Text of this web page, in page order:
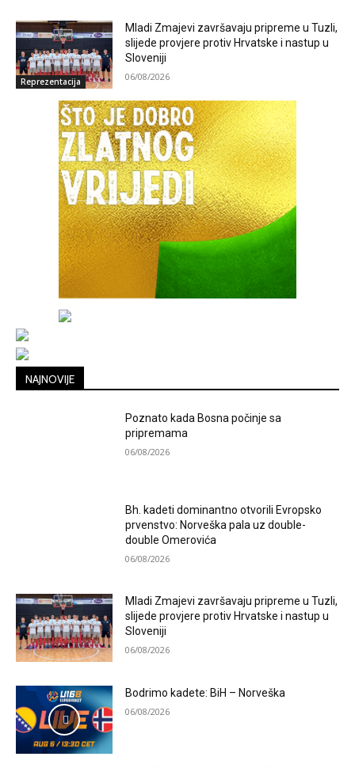
Reprezentacija
Mladi Zmajevi završavaju pripreme u Tuzli,
slijede provjere protiv Hrvatske i nastup u
Sloveniji
06/08/2026
NAJNOVIJE
Poznato kada Bosna počinje sa
pripremama
06/08/2026
Bh. kadeti dominantno otvorili Evropsko
prvenstvo: Norveška pala uz double-
double Omerovića
06/08/2026
Mladi Zmajevi završavaju pripreme u Tuzli,
slijede provjere protiv Hrvatske i nastup u
Sloveniji
06/08/2026
Bodrimo kadete: BiH – Norveška
06/08/2026